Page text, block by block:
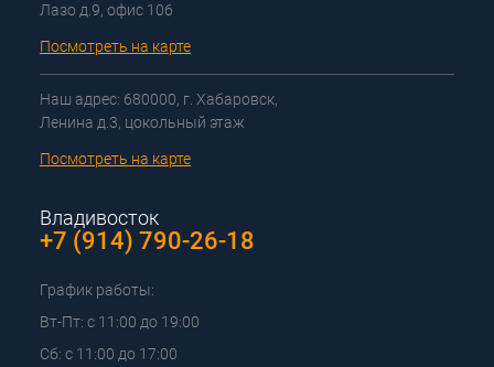
Лазо д.9, офис 106
Посмотреть на карте
Наш адрес: 680000, г. Хабаровск,
Ленина д.3, цокольный этаж
Посмотреть на карте
Владивосток
+7 (914) 790-26-18
График работы:
Вт-Пт: с 11:00 до 19:00
Сб: с 11:00 до 17:00